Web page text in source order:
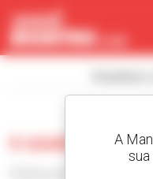
0 usado
Painel de Gerenciamento de
A